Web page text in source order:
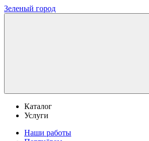
Зеленый город
Каталог
Услуги
Наши работы